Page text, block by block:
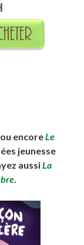
encoreLe
jeunesse
aussiLa
.